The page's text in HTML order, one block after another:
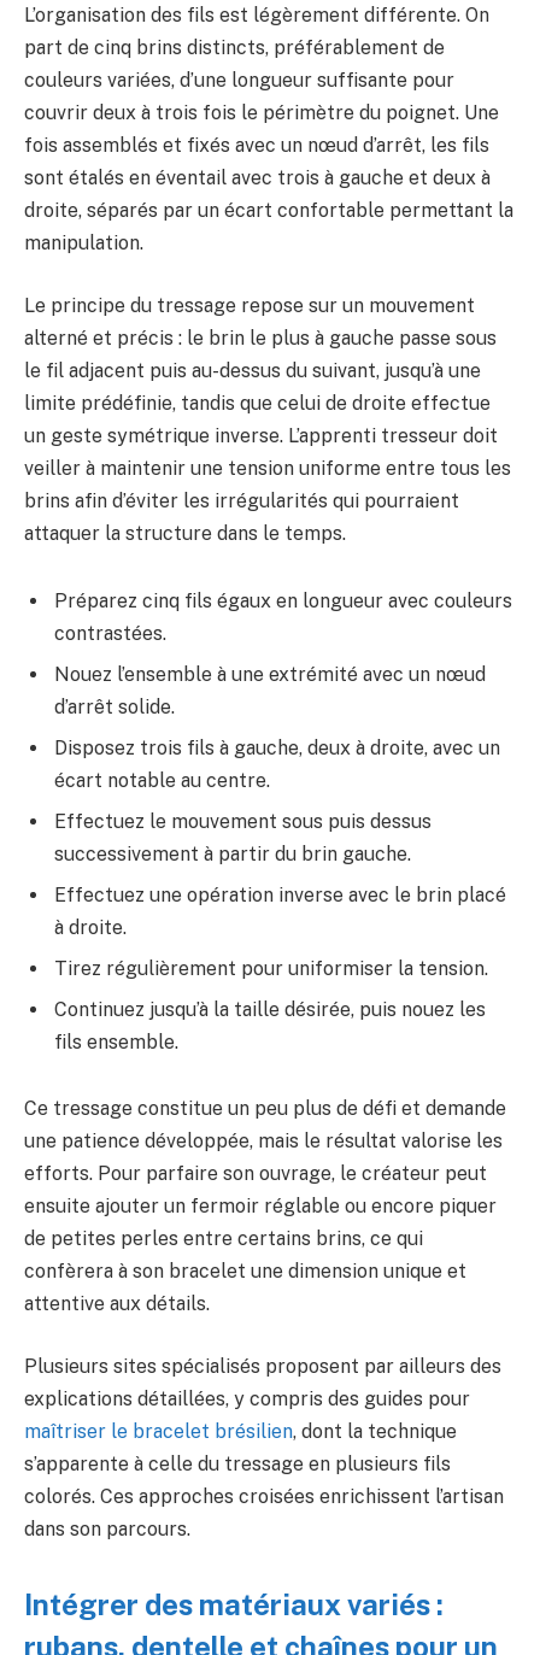
L’organisation des fils est légèrement différente. On
part de cinq brins distincts, préférablement de
couleurs variées, d’une longueur suffisante pour
couvrir deux à trois fois le périmètre du poignet. Une
fois assemblés et fixés avec un nœud d’arrêt, les fils
sont étalés en éventail avec trois à gauche et deux à
droite, séparés par un écart confortable permettant la
manipulation.
Le principe du tressage repose sur un mouvement
alterné et précis : le brin le plus à gauche passe sous
le fil adjacent puis au-dessus du suivant, jusqu’à une
limite prédéfinie, tandis que celui de droite effectue
un geste symétrique inverse. L’apprenti tresseur doit
veiller à maintenir une tension uniforme entre tous les
brins afin d’éviter les irrégularités qui pourraient
attaquer la structure dans le temps.
Préparez cinq fils égaux en longueur avec couleurs
contrastées.
Nouez l’ensemble à une extrémité avec un nœud
d’arrêt solide.
Disposez trois fils à gauche, deux à droite, avec un
écart notable au centre.
Effectuez le mouvement sous puis dessus
successivement à partir du brin gauche.
Effectuez une opération inverse avec le brin placé
à droite.
Tirez régulièrement pour uniformiser la tension.
Continuez jusqu’à la taille désirée, puis nouez les
fils ensemble.
Ce tressage constitue un peu plus de défi et demande
une patience développée, mais le résultat valorise les
efforts. Pour parfaire son ouvrage, le créateur peut
ensuite ajouter un fermoir réglable ou encore piquer
de petites perles entre certains brins, ce qui
confèrera à son bracelet une dimension unique et
attentive aux détails.
Plusieurs sites spécialisés proposent par ailleurs des
explications détaillées, y compris des guides pour
maîtriser le bracelet brésilien, dont la technique
s’apparente à celle du tressage en plusieurs fils
colorés. Ces approches croisées enrichissent l’artisan
dans son parcours.
Intégrer des matériaux variés :
rubans, dentelle et chaînes pour un